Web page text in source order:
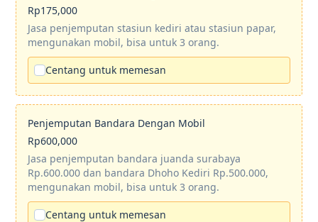
Rp175,000
Jasa penjemputan stasiun kediri atau stasiun papar,
mengunakan mobil, bisa untuk 3 orang.
Centang untuk memesan
Penjemputan Bandara Dengan Mobil
Rp600,000
Jasa penjemputan bandara juanda surabaya
Rp.600.000 dan bandara Dhoho Kediri Rp.500.000,
mengunakan mobil, bisa untuk 3 orang.
Centang untuk memesan